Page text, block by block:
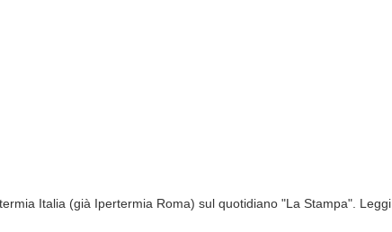
Italia (già Ipertermia Roma) sul quotidiano "La Stampa". Leggi